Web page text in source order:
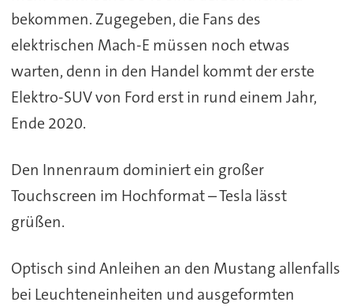
bekommen. Zugegeben, die Fans des
elektrischen Mach-E müssen noch etwas
warten, denn in den Handel kommt der erste
Elektro-SUV von Ford erst in rund einem Jahr,
Ende 2020.
Den Innenraum dominiert ein großer
Touchscreen im Hochformat – Tesla lässt
grüßen.
Optisch sind Anleihen an den Mustang allenfalls
bei Leuchteneinheiten und ausgeformten